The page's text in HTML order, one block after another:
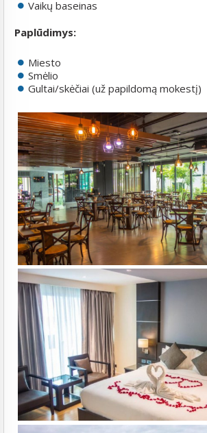
Vaikų baseinas
Paplūdimys:
Miesto
Smėlio
Gultai/skėčiai (už papildomą mokestį)